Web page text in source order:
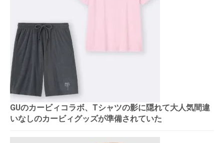
GUのカービィコラボ、Tシャツの影に隠れて大人気間違
いなしのカービィグッズが準備されていた